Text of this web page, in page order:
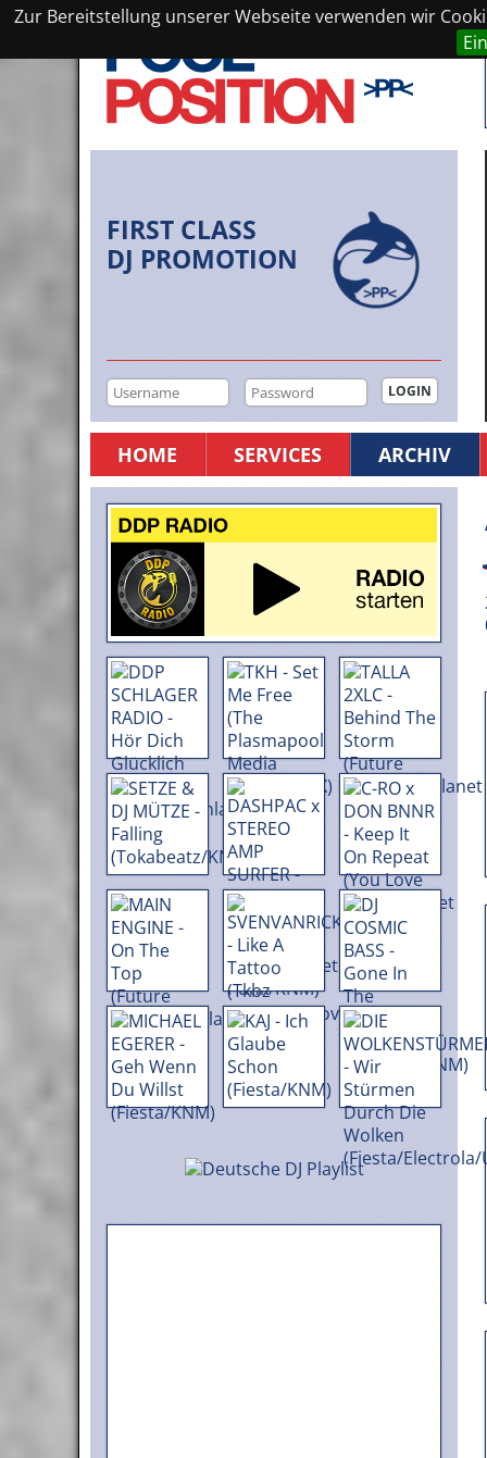
Zur Bereitstellung unserer Webseite verwenden wir
FIRST CLASS
DJ PROMOTION
HOME SERVICES ARCHIV